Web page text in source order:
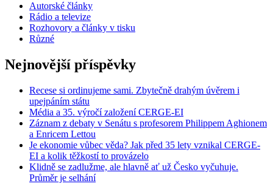
Autorské články
Rádio a televize
Rozhovory a články v tisku
Různé
Nejnovější příspěvky
Recese si ordinujeme sami. Zbytečně drahým úvěrem i
upejpáním státu
Média a 35. výročí založení CERGE-EI
Záznam z debaty v Senátu s profesorem Philippem Aghionem
a Enricem Lettou
Je ekonomie vůbec věda? Jak před 35 lety vznikal CERGE-
EI a kolik těžkostí to provázelo
Klidně se zadlužme, ale hlavně ať už Česko vyčuhuje.
Průměr je selhání